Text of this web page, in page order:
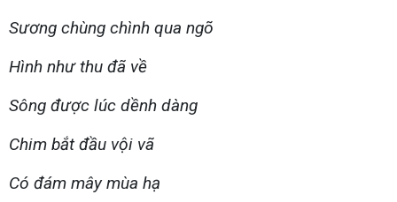
Sương chùng chình qua ngõ
Hình như thu đã về
Sông được lúc dềnh dàng
Chim bắt đầu vội vã
Có đám mây mùa hạ